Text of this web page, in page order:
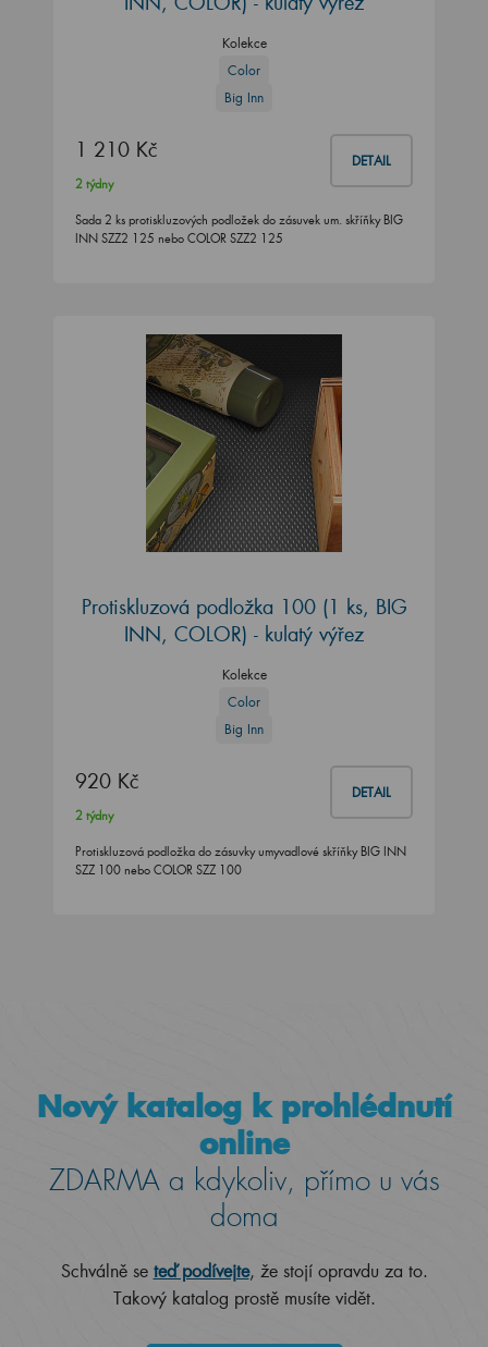
Kolekce
Color
Big Inn
1 210 Kč DETAIL
2 týdny
Sada 2 ks protiskluzových podložek do zásuvek um. skříňky BIG
INN SZZ2 125 nebo COLOR SZZ2 125
Protiskluzová podložka 100 (1 ks, BIG
INN, COLOR) - kulatý výřez
Kolekce
Color
Big Inn
920 Kč DETAIL
2 týdny
Protiskluzová podložka do zásuvky umyvadlové skříňky BIG INN
SZZ 100 nebo COLOR SZZ 100
Nový katalog k prohlédnutí
online
ZDARMA a kdykoliv, přímo u vás
doma
Schválně se teď podívejte, že stojí opravdu za to.
Takový katalog prostě musíte vidět.